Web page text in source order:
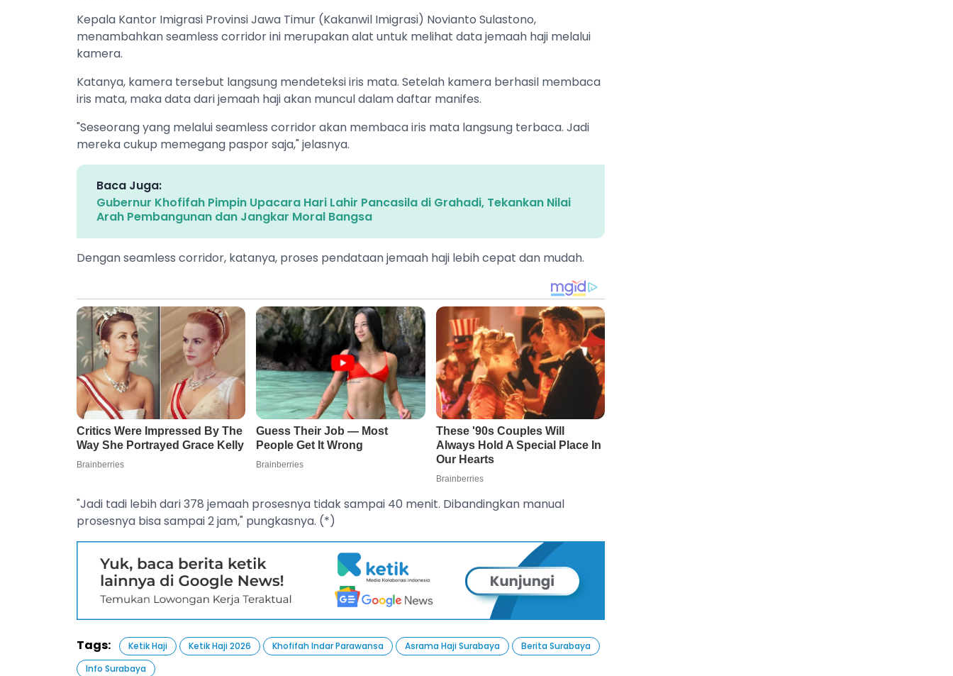
Kepala Kantor Imigrasi Provinsi Jawa Timur (Kakanwil Imigrasi) Novianto Sulastono,
menambahkan seamless corridor ini merupakan alat untuk melihat data jemaah haji melalui
kamera.
Katanya, kamera tersebut langsung mendeteksi iris mata. Setelah kamera berhasil membaca
iris mata, maka data dari jemaah haji akan muncul dalam daftar manifes.
"Seseorang yang melalui seamless corridor akan membaca iris mata langsung terbaca. Jadi
mereka cukup memegang paspor saja," jelasnya.
Baca Juga:
Gubernur Khofifah Pimpin Upacara Hari Lahir Pancasila di Grahadi, Tekankan Nilai
Arah Pembangunan dan Jangkar Moral Bangsa
Dengan seamless corridor, katanya, proses pendataan jemaah haji lebih cepat dan mudah.
"Jadi tadi lebih dari 378 jemaah prosesnya tidak sampai 40 menit. Dibandingkan manual
prosesnya bisa sampai 2 jam," pungkasnya. (*)
Tags: Ketik Haji Ketik Haji 2026 Khofifah Indar Parawansa Asrama Haji Surabaya
Berita Surabaya
Info Surabaya